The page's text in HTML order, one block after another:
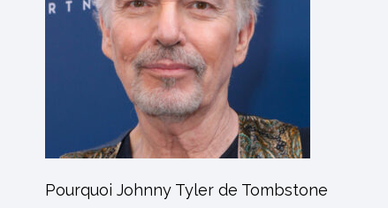
Pourquoi Johnny Tyler de Tombstone